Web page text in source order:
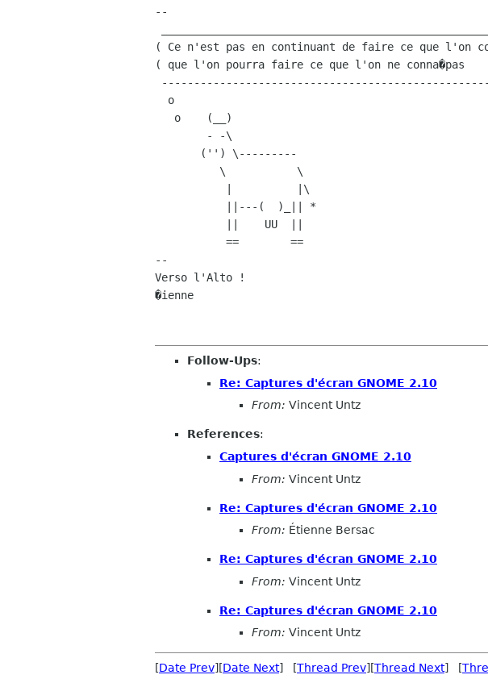
--
( Ce n'est pas en continuant de faire ce que l'on
( que l'on pourra faire ce que l'on ne conna�pas
--
Verso l'Alto !
�ienne
Follow-Ups:
Re: Captures d'écran GNOME 2.10
From: Vincent Untz
References:
Captures d'écran GNOME 2.10
From: Vincent Untz
Re: Captures d'écran GNOME 2.10
From: Étienne Bersac
Re: Captures d'écran GNOME 2.10
From: Vincent Untz
Re: Captures d'écran GNOME 2.10
From: Vincent Untz
[Date Prev][Date Next] [Thread Prev][Thread Next] [